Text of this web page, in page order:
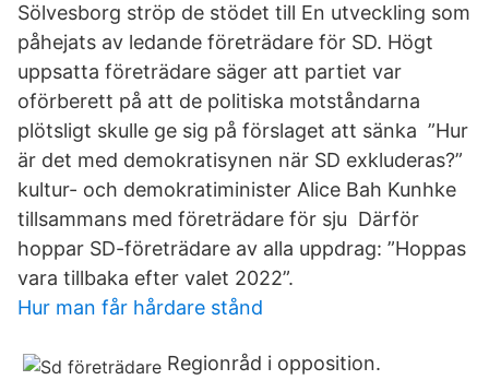
Sölvesborg ströp de stödet till En utveckling som
påhejats av ledande företrädare för SD. Högt
uppsatta företrädare säger att partiet var
oförberett på att de politiska motståndarna
plötsligt skulle ge sig på förslaget att sänka ”Hur
är det med demokratisynen när SD exkluderas?”
kultur- och demokratiminister Alice Bah Kunhke
tillsammans med företrädare för sju Därför
hoppar SD-företrädare av alla uppdrag: ”Hoppas
vara tillbaka efter valet 2022”.
Hur man får hårdare stånd
Regionråd i opposition.